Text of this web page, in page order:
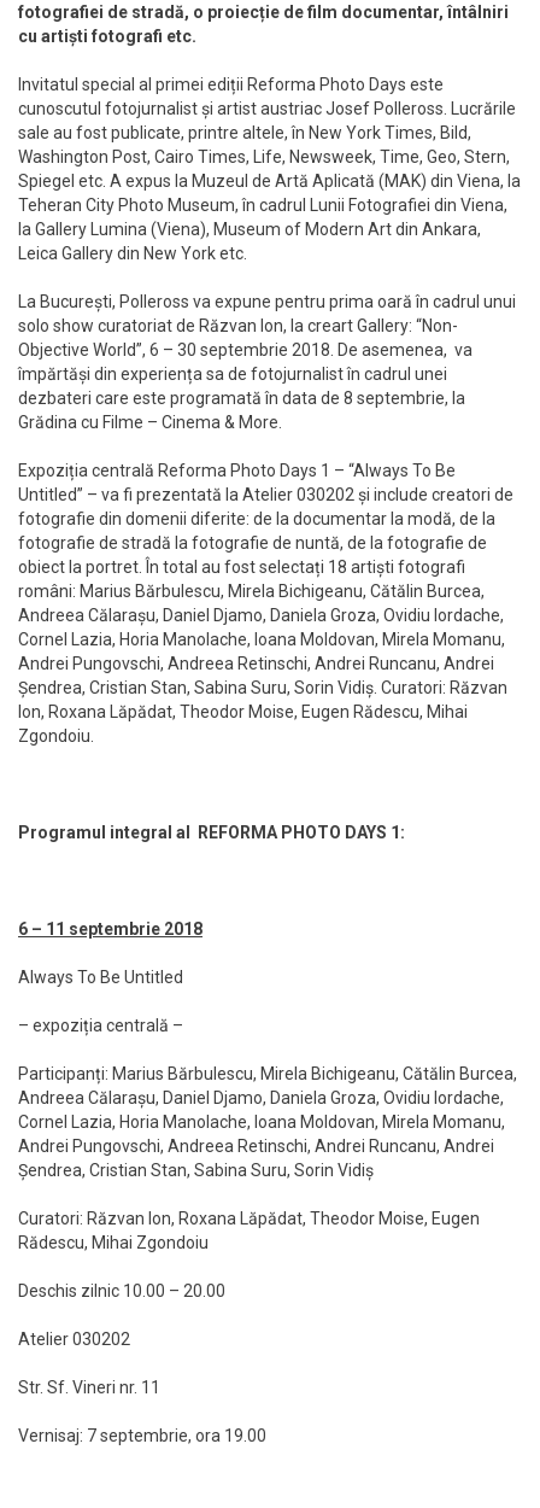
fotografiei de stradă, o proiecție de film documentar, întâlniri
cu artiști fotografi etc.
Invitatul special al primei ediții Reforma Photo Days este
cunoscutul fotojurnalist și artist austriac Josef Polleross. Lucrările
sale au fost publicate, printre altele, în New York Times, Bild,
Washington Post, Cairo Times, Life, Newsweek, Time, Geo, Stern,
Spiegel etc. A expus la Muzeul de Artă Aplicată (MAK) din Viena, la
Teheran City Photo Museum, în cadrul Lunii Fotografiei din Viena,
la Gallery Lumina (Viena), Museum of Modern Art din Ankara,
Leica Gallery din New York etc.
La București, Polleross va expune pentru prima oară în cadrul unui
solo show curatoriat de Răzvan Ion, la creart Gallery: “Non-
Objective World”, 6 – 30 septembrie 2018. De asemenea, va
împărtăși din experiența sa de fotojurnalist în cadrul unei
dezbateri care este programată în data de 8 septembrie, la
Grădina cu Filme – Cinema & More.
Expoziția centrală Reforma Photo Days 1 – “Always To Be
Untitled” – va fi prezentată la Atelier 030202 și include creatori de
fotografie din domenii diferite: de la documentar la modă, de la
fotografie de stradă la fotografie de nuntă, de la fotografie de
obiect la portret. În total au fost selectați 18 artiști fotografi
români: Marius Bărbulescu, Mirela Bichigeanu, Cătălin Burcea,
Andreea Călarașu, Daniel Djamo, Daniela Groza, Ovidiu Iordache,
Cornel Lazia, Horia Manolache, Ioana Moldovan, Mirela Momanu,
Andrei Pungovschi, Andreea Retinschi, Andrei Runcanu, Andrei
Șendrea, Cristian Stan, Sabina Suru, Sorin Vidiș. Curatori: Răzvan
Ion, Roxana Lăpădat, Theodor Moise, Eugen Rădescu, Mihai
Zgondoiu.
Programul integral al REFORMA PHOTO DAYS 1:
6 – 11 septembrie 2018
Always To Be Untitled
– expoziția centrală –
Participanți: Marius Bărbulescu, Mirela Bichigeanu, Cătălin Burcea,
Andreea Călarașu, Daniel Djamo, Daniela Groza, Ovidiu Iordache,
Cornel Lazia, Horia Manolache, Ioana Moldovan, Mirela Momanu,
Andrei Pungovschi, Andreea Retinschi, Andrei Runcanu, Andrei
Șendrea, Cristian Stan, Sabina Suru, Sorin Vidiș
Curatori: Răzvan Ion, Roxana Lăpădat, Theodor Moise, Eugen
Rădescu, Mihai Zgondoiu
Deschis zilnic 10.00 – 20.00
Atelier 030202
Str. Sf. Vineri nr. 11
Vernisaj: 7 septembrie, ora 19.00